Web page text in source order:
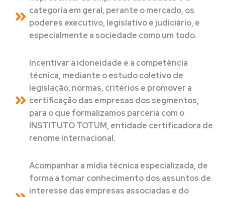
categoria em geral, perante o mercado, os
poderes executivo, legislativo e judiciário, e
especialmente a sociedade como um todo.
Incentivar a idoneidade e a competência
técnica, mediante o estudo coletivo de
legislação, normas, critérios e promover a
certificação das empresas dos segmentos,
para o que formalizamos parceria com o
INSTITUTO TOTUM, entidade certificadora de
renome internacional.
Acompanhar a mídia técnica especializada, de
forma a tomar conhecimento dos assuntos de
interesse das empresas associadas e do